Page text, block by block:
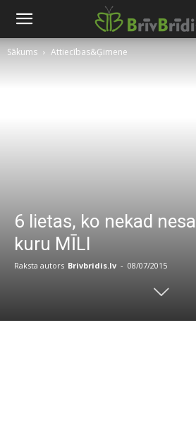
Sākums Attiecības&Ģimene
6 lietas, ko nekad
kuru MĪLI
Raksta autors Brivbridis.lv - 08/07/2015